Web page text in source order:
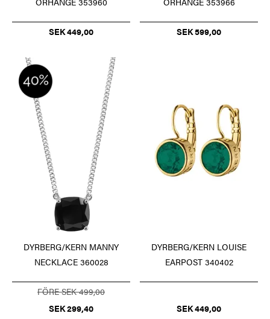
SEK 449,00 SEK 599,00
DYRBERG/KERN MANNY
NECKLACE 360028
FÖRE SEK 499,00
SEK 299,40
DYRBERG/KERN LOUISE
EARPOST 340402
SEK 449,00